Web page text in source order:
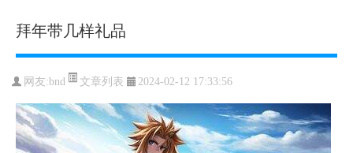
拜年带几样礼品
网友:bnd 文章列表 2024-02-12 17:33:56